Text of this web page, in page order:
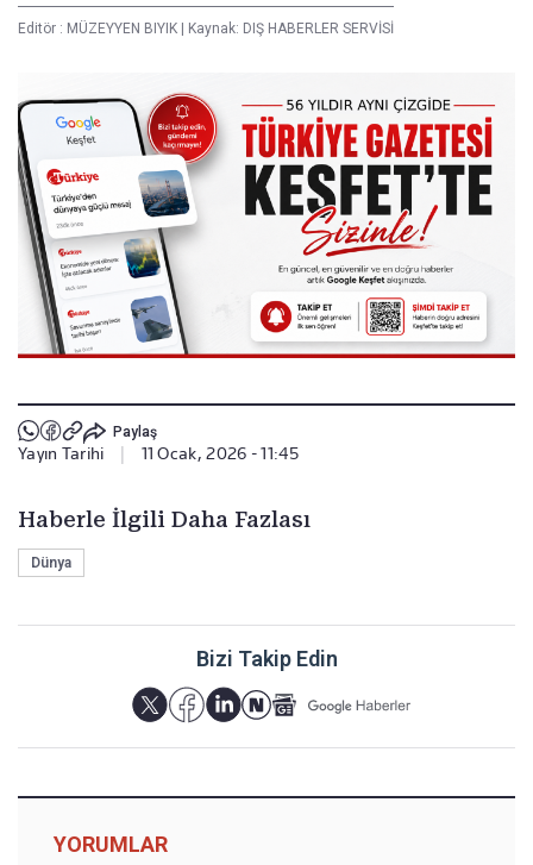
Editör : MÜZEYYEN BIYIK Kaynak: DIŞ HABERLER SERVİSİ
Paylaş
Yayın Tarihi 11 Ocak, 2026 - 11:45
Haberle İlgili Daha Fazlası
Dünya
Bizi Takip Edin
YORUMLAR